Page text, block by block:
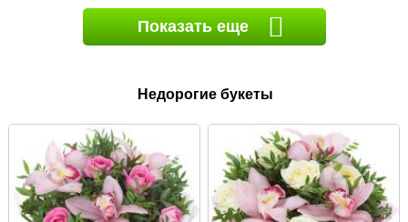
Показать еще
Недорогие букеты